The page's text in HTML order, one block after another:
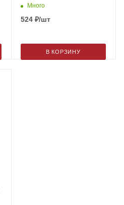
Много
524₽/шт
В КОРЗИНУ